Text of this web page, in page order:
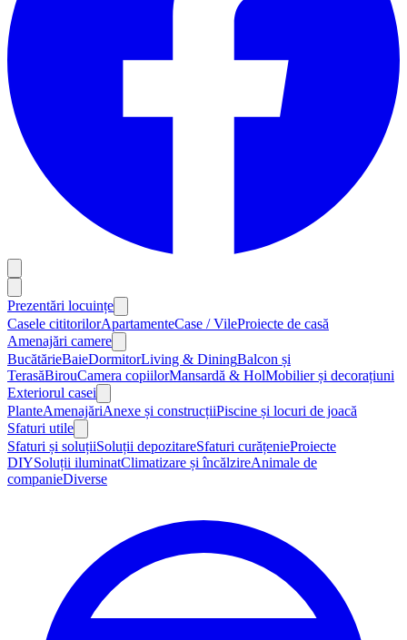
Prezentări locuințe
Casele cititorilorApartamenteCase / VileProiecte de casă
Amenajări camere
BucătărieBaieDormitorLiving & DiningBalcon și
TerasăBirouCamera copiilorMansardă & HolMobilier și decorațiuni
Exteriorul casei
PlanteAmenajăriAnexe și construcțiiPiscine și locuri de joacă
Sfaturi utile
Sfaturi și soluțiiSoluții depozitareSfaturi curățenieProiecte
DIYSoluții iluminatClimatizare și încălzireAnimale de
companieDiverse